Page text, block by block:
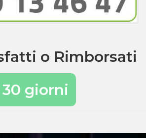
o Rimborsati
30 giorni